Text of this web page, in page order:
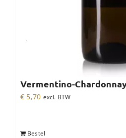
Vermentino-
€ 5,70 excl. BTW
Bestel